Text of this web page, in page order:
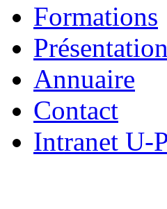
Formations
Présentation
Annuaire
Contact
Intranet U-